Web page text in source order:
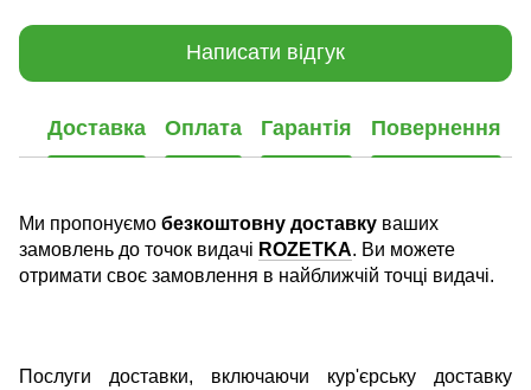
Написати відгук
Доставка Оплата Гарантія Повернення
Ми пропонуємо безкоштовну доставку ваших
замовлень до точок видачі ROZETKA. Ви можете
отримати своє замовлення в найближчій точці видачі.
Послуги доставки, включаючи кур'єрську доставку